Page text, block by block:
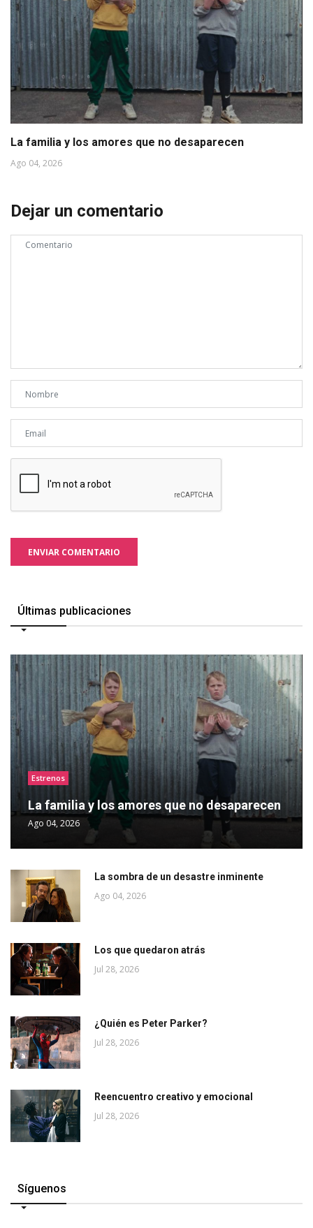
La familia y los amores que no desaparecen
Ago 04, 2026
Dejar un comentario
ENVIAR COMENTARIO
Últimas publicaciones
Estrenos
La familia y los amores que no desaparecen
Ago 04, 2026
La sombra de un desastre inminente
Ago 04, 2026
Los que quedaron atrás
Jul 28, 2026
¿Quién es Peter Parker?
Jul 28, 2026
Reencuentro creativo y emocional
Jul 28, 2026
Síguenos